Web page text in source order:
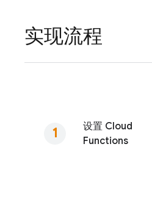
实现流程
设置 Cloud
Functions